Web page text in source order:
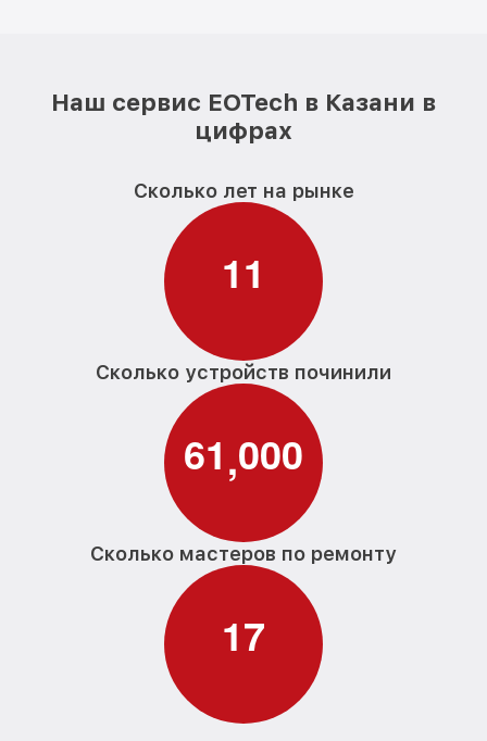
Наш сервис EOTech в Казани в
цифрах
Сколько лет на рынке
11
Сколько устройств починили
61,000
Сколько мастеров по ремонту
17